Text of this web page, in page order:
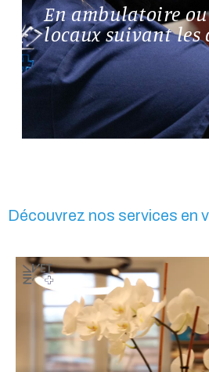
En ambulatoire
locaux suivant les
Découvrez nos services en